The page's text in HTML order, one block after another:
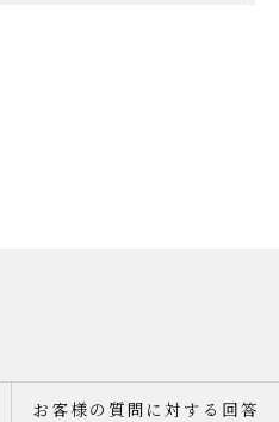
お客様の質問に対する回答